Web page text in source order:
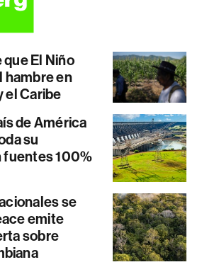
que El Niño
hambre en
el Caribe
de América
su
100%
se
emite
sobre